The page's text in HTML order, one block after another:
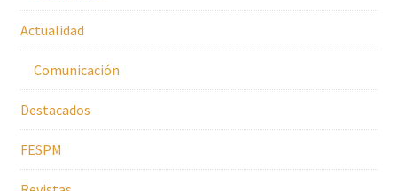
Actualidad
Comunicación
Destacados
FESPM